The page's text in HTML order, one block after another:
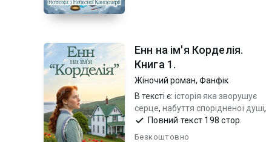
Енн на ім'я Корделія.
Книга 1.
Жіночий роман, Фанфік
В тексті є: історія яка зворушує
серце, набуття спорідненої душі,
чуттєва проза для душіПовний текст 198 стор.
Безкоштовно